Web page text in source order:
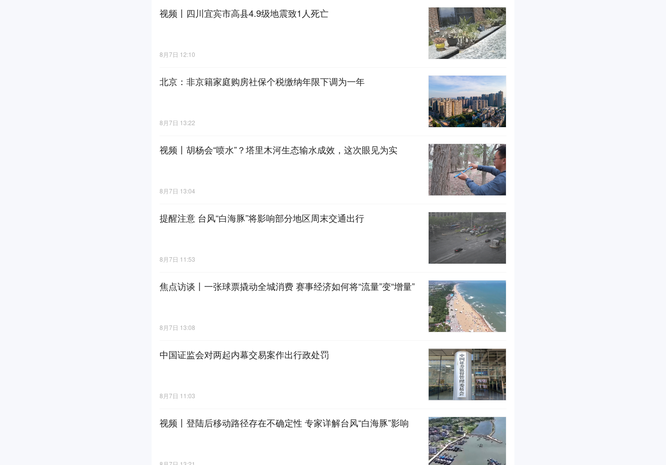
视频丨四川宜宾市高县4.9级地震致1人死亡
8月7日 12:10
北京：非京籍家庭购房社保个税缴纳年限下调为一年
8月7日 13:22
视频丨胡杨会“喷水”？塔里木河生态输水成效，这次眼见为实
8月7日 13:04
提醒注意 台风“白海豚”将影响部分地区周末交通出行
8月7日 11:53
焦点访谈丨一张球票撬动全城消费 赛事经济如何将“流量”变“增量”
8月7日 13:08
中国证监会对两起内幕交易案作出行政处罚
8月7日 11:03
视频丨登陆后移动路径存在不确定性 专家详解台风“白海豚”影响